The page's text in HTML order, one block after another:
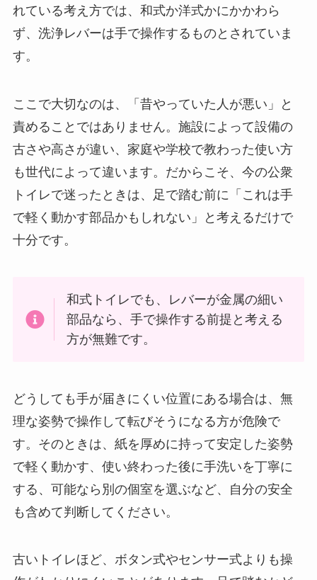
れている考え方では、和式か洋式かにかかわら
ず、洗浄レバーは手で操作するものとされていま
す。
ここで大切なのは、「昔やっていた人が悪い」と
責めることではありません。施設によって設備の
古さや高さが違い、家庭や学校で教わった使い方
も世代によって違います。だからこそ、今の公衆
トイレで迷ったときは、足で踏む前に「これは手
で軽く動かす部品かもしれない」と考えるだけで
十分です。
和式トイレでも、レバーが金属の細い
部品なら、手で操作する前提と考える
方が無難です。
どうしても手が届きにくい位置にある場合は、無
理な姿勢で操作して転びそうになる方が危険で
す。そのときは、紙を厚めに持って安定した姿勢
で軽く動かす、使い終わった後に手洗いを丁寧に
する、可能なら別の個室を選ぶなど、自分の安全
も含めて判断してください。
古いトイレほど、ボタン式やセンサー式よりも操